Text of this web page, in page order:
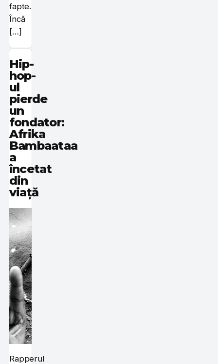
fapte.
Încă
[…]
Hip-
hop-
ul
pierde
un
fondator:
Afrika
Bambaataa
a
încetat
din
viață
Rapperul